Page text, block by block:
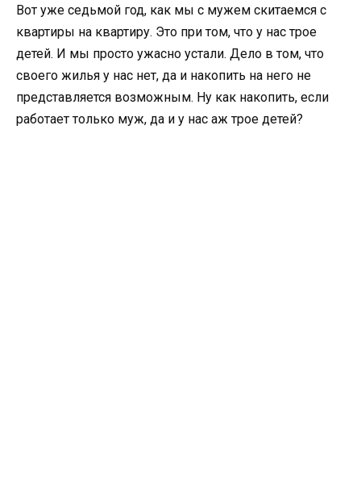
Вот уже седьмой год, как мы с мужем скитаемся с
квартиры на квартиру. Это при том, что у нас трое
детей. И мы просто ужасно устали. Дело в том, что
своего жилья у нас нет, да и накопить на него не
представляется возможным. Ну как накопить, если
работает только муж, да и у нас аж трое детей?